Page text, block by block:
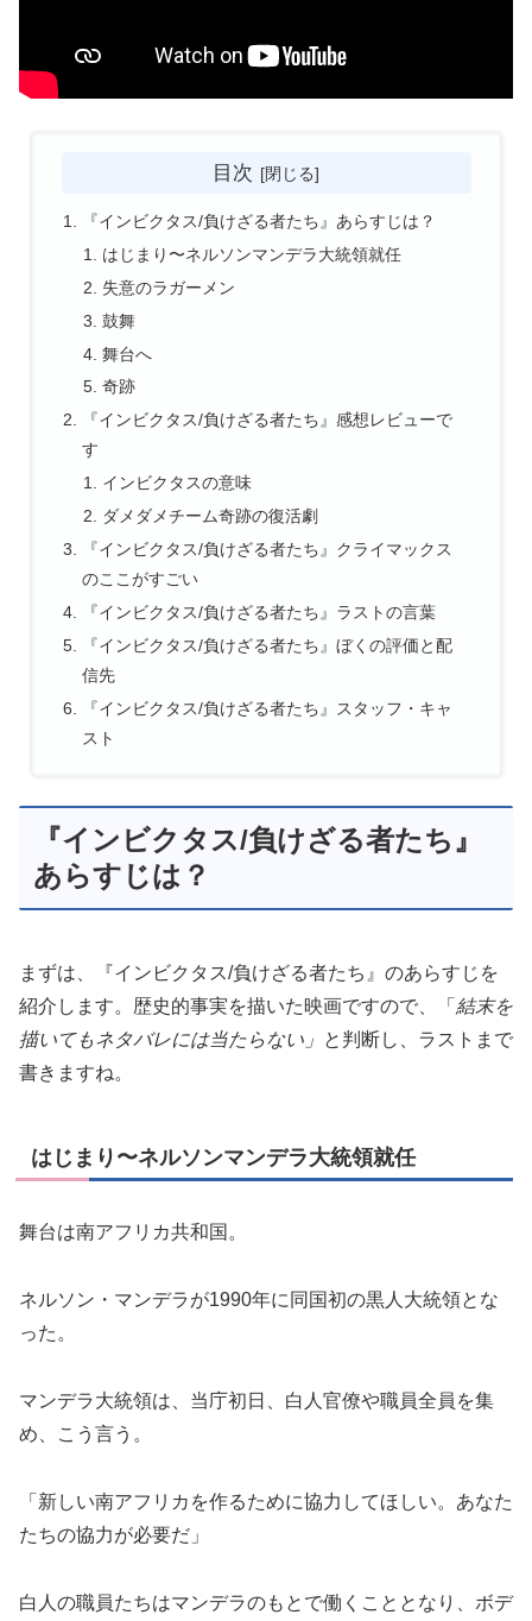
目次
『インビクタス/負けざる者たち』あらすじは？
はじまり〜ネルソンマンデラ大統領就任
失意のラガーメン
鼓舞
舞台へ
奇跡
『インビクタス/負けざる者たち』感想レビューで
す
インビクタスの意味
ダメダメチーム奇跡の復活劇
『インビクタス/負けざる者たち』クライマックス
のここがすごい
『インビクタス/負けざる者たち』ラストの言葉
『インビクタス/負けざる者たち』ぼくの評価と配
信先
『インビクタス/負けざる者たち』スタッフ・キャ
スト
『インビクタス/負けざる者たち』
あらすじは？
まずは、『インビクタス/負けざる者たち』のあらすじを
紹介します。歴史的事実を描いた映画ですので、「 結末を
描いてもネタバレには当たらない」 と判断し、ラストまで
書きますね。
はじまり〜ネルソンマンデラ大統領就任
舞台は南アフリカ共和国。
ネルソン・マンデラが1990年に同国初の黒人大統領とな
った。
マンデラ大統領は、当庁初日、白人官僚や職員全員を集
め、こう言う。
「新しい南アフリカを作るために協力してほしい。あなた
たちの協力が必要だ」
白人の職員たちはマンデラのもとで働くこととなり、ボデ